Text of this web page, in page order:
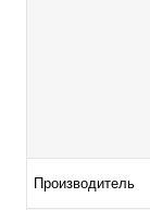
Производитель